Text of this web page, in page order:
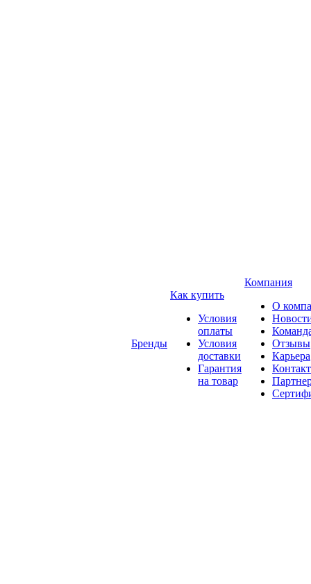
Бренды
Как купить
Условия
оплаты
Условия
доставки
Гарантия
на товар
Компания
О
Отзывы
Карьера